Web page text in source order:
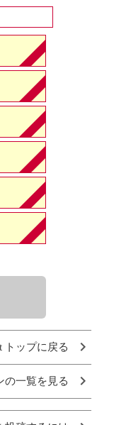
トップに戻る
の一覧を見る